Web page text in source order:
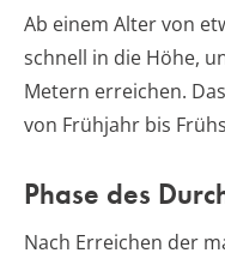
Ab einem Alter von
schnell in die Höhe,
Metern erreichen.
von Frühjahr bis
Phase des
Nach Erreichen der